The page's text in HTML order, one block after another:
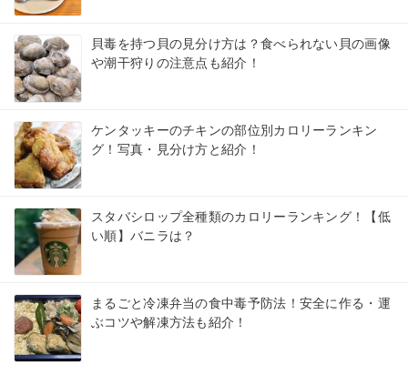
貝毒を持つ貝の見分け方は？食べられない貝の画像
や潮干狩りの注意点も紹介！
ケンタッキーのチキンの部位別カロリーランキン
グ！写真・見分け方と紹介！
スタバシロップ全種類のカロリーランキング！【低
い順】バニラは？
まるごと冷凍弁当の食中毒予防法！安全に作る・運
ぶコツや解凍方法も紹介！